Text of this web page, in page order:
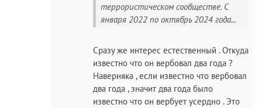
террористическом сообществе. С
января 2022 по октябрь 2024 года...
Сразу же интерес естественный . Откуда
известно что он вербовал два года ?
Наверняка , если известно что вербовал
два года , значит два года было
известно что он вербует усердно . Это